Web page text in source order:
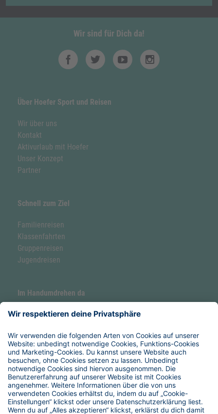
Wir sind für Dich da!
Über Hoefer Sport und Reisen
Wir über uns
Kontakt
Aktivurlaub mit Hoefer
Unser Konzept
Partner
Schnell zum Ziel
Familienreisen
Klassenfahrten
Gruppenreisen
Jugendreisen
Im Handumdrehen da
Forellenhof by Hoefer
Service & Hilfe
Verpflegung
Anreise
Reise-Versicherungen